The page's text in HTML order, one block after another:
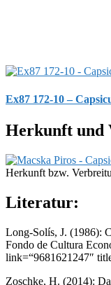
Ex87 172-10 –
Herkunft und
Herkunft bzw.
Literatur:
Long-Solís, J. (1986):
Fondo de Cultura
link=“9681621247″
Zoschke, H. (2014):